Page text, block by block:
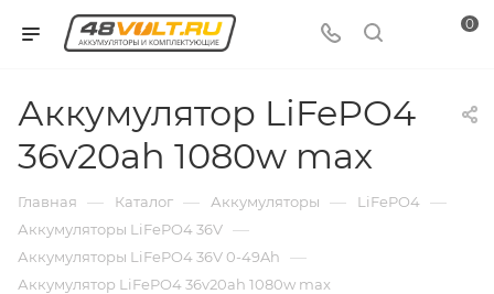
0
Аккумулятор LiFePO4
36v20ah 1080w max
Главная — Каталог — Аккумуляторы — LiFePO4 —
Аккумуляторы LiFePO4 36V —
Аккумуляторы LiFePO4 36V 0-49Ah —
Аккумулятор LiFePO4 36v20ah 1080w max